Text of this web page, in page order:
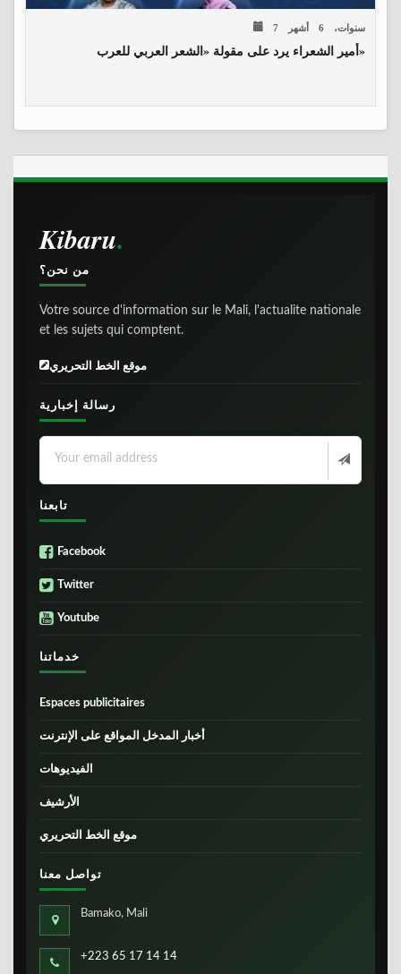
7 سنوات، 6 أشهر
أمير الشعراء يرد على مقولة «الشعر العربي للعرب»
Kibaru
من نحن؟
Votre source d'information sur le Mali, l'actualite nationale
et les sujets qui comptent.
موقع الخط التحريري
رسالة إخبارية
تابعنا
Facebook
Twitter
Youtube
خدماتنا
Espaces publicitaires
أخبار المدخل المواقع على الإنترنت
الفيديوهات
الأرشيف
موقع الخط التحريري
تواصل معنا
Bamako, Mali
+223 65 17 14 14